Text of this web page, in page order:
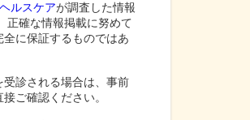
ルスケアが調査した情報
正確な情報掲載に努めて
に保証するものではあ
診される場合は、事前
ご確認ください。